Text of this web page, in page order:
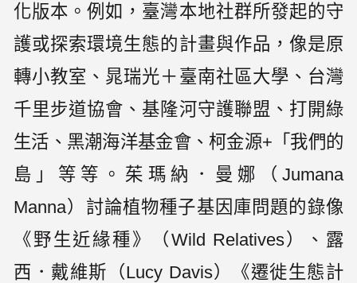
化版本。例如，臺灣本地社群所發起的守
護或探索環境生態的計畫與作品，像是原
轉小教室、晁瑞光＋臺南社區大學、台灣
千里步道協會、基隆河守護聯盟、打開綠
生活、黑潮海洋基金會、柯金源+「我們的
島」等等。茱瑪納．曼娜（Jumana
Manna）討論植物種子基因庫問題的錄像
《野生近緣種》（Wild Relatives）、露
西．戴維斯（Lucy Davis）《遷徙生態計